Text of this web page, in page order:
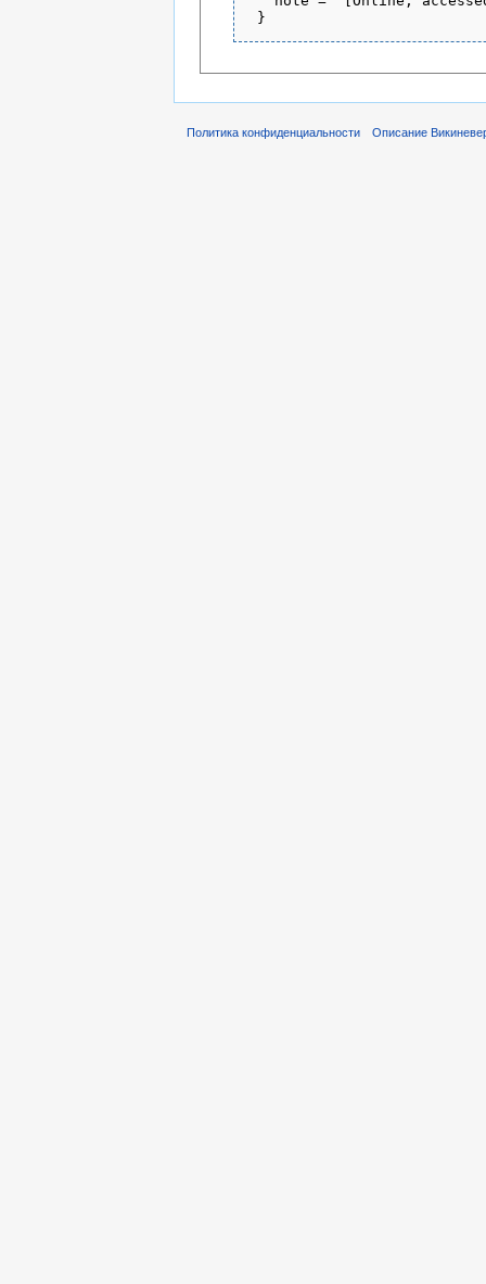
Политика конфиденциальности Описание